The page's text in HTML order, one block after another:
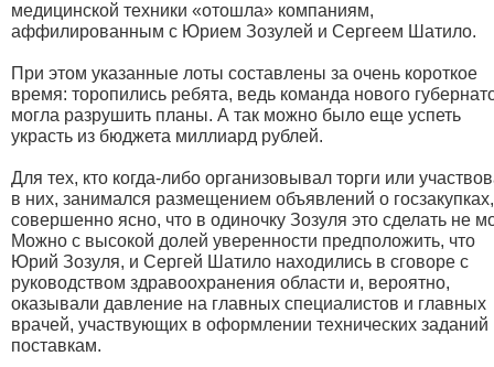
медицинской техники «отошла» компаниям,
аффилированным с Юрием Зозулей и Сергеем Шатило.
При этом указанные лоты составлены за очень короткое
время: торопились ребята, ведь команда нового
могла разрушить планы. А так можно было еще успеть
украсть из бюджета миллиард рублей.
Для тех, кто когда-либо организовывал торги или
в них, занимался размещением объявлений о госзакупках,
совершенно ясно, что в одиночку Зозуля это сделать не
Можно с высокой долей уверенности предположить, что
Юрий Зозуля, и Сергей Шатило находились в сговоре с
руководством здравоохранения области и, вероятно,
оказывали давление на главных специалистов и главных
врачей, участвующих в оформлении технических заданий
поставкам.